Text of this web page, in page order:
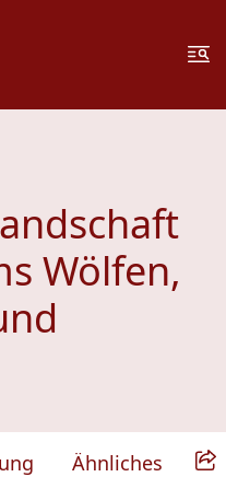
Wölfen,
Ähnliches